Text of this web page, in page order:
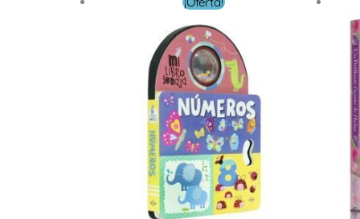
precio
original
era:
$ 9.00.
precio
actual
es:
$ 6.00.